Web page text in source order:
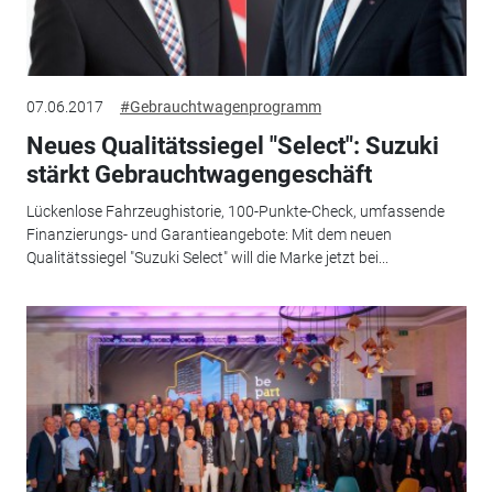
07.06.2017 #Gebrauchtwagenprogramm
Neues Qualitätssiegel "Select": Suzuki
stärkt Gebrauchtwagengeschäft
Lückenlose Fahrzeughistorie, 100-Punkte-Check, umfassende
Finanzierungs- und Garantieangebote: Mit dem neuen
Qualitätssiegel "Suzuki Select" will die Marke jetzt bei...